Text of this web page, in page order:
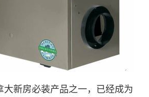
大新房必装产品之一，已经成为